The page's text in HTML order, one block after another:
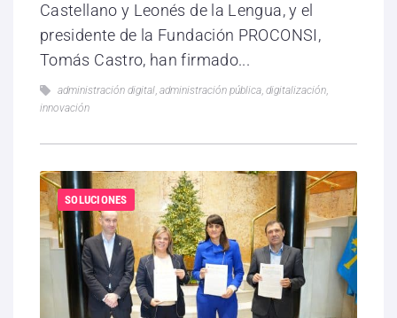
Castellano y Leonés de la Lengua, y el
presidente de la Fundación PROCONSI,
Tomás Castro, han firmado...
administración digital, administración pública, digitalización,
innovación
SOLUCIONES